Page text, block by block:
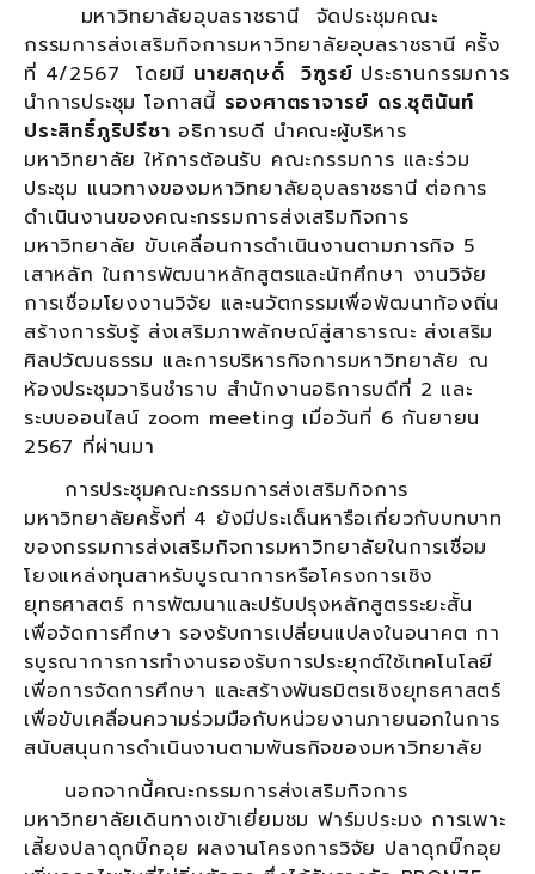
มหาวิทยาลัยอุบลราชธานี จัดประชุมคณะ
กรรมการส่งเสริมกิจการมหาวิทยาลัยอุบลราชธานี ครั้ง
ที่ 4/2567 โดยมี นายสฤษดิ์ วิฑูรย์ ประธานกรรมการ
นำการประชุม โอกาสนี้ รองศาตราจารย์ ดร.ชุตินันท์
ประสิทธิ์ภูริปรีชา อธิการบดี นำคณะผู้บริหาร
มหาวิทยาลัย ให้การต้อนรับ คณะกรรมการ และร่วม
ประชุม แนวทางของมหาวิทยาลัยอุบลราชธานี ต่อการ
ดำเนินงานของคณะกรรมการส่งเสริมกิจการ
มหาวิทยาลัย ขับเคลื่อนการดำเนินงานตามภารกิจ 5
เสาหลัก ในการพัฒนาหลักสูตรและนักศึกษา งานวิจัย
การเชื่อมโยงงานวิจัย และนวัตกรรมเพื่อพัฒนาท้องถิ่น
สร้างการรับรู้ ส่งเสริมภาพลักษณ์สู่สาธารณะ ส่งเสริม
ศิลปวัฒนธรรม และการบริหารกิจการมหาวิทยาลัย ณ
ห้องประชุมวารินชำราบ สำนักงานอธิการบดีที่ 2 และ
ระบบออนไลน์ zoom meeting เมื่อวันที่ 6 กันยายน
2567 ที่ผ่านมา
การประชุมคณะกรรมการส่งเสริมกิจการ
มหาวิทยาลัยครั้งที่ 4 ยังมีประเด็นหารือเกี่ยวกับบทบาท
ของกรรมการส่งเสริมกิจการมหาวิทยาลัยในการเชื่อม
โยงแหล่งทุนสาหรับบูรณาการหรือโครงการเชิง
ยุทธศาสตร์ การพัฒนาและปรับปรุงหลักสูตรระยะสั้น
เพื่อจัดการศึกษา รองรับการเปลี่ยนแปลงในอนาคต กา
รบูรณาการการทำงานรองรับการประยุกต์ใช้เทคโนโลยี
เพื่อการจัดการศึกษา และสร้างพันธมิตรเชิงยุทธศาสตร์
เพื่อขับเคลื่อนความร่วมมือกับหน่วยงานภายนอกในการ
สนับสนุนการดำเนินงานตามพันธกิจของมหาวิทยาลัย
นอกจากนี้คณะกรรมการส่งเสริมกิจการ
มหาวิทยาลัยเดินทางเข้าเยี่ยมชม ฟาร์มประมง การเพาะ
เลี้ยงปลาดุกบิ๊กอุย ผลงานโครงการวิจัย ปลาดุกบิ๊กอุย